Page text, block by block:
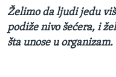
Želimo da ljudi jedu
podiže nivo šećera, i
šta unose u organizam.